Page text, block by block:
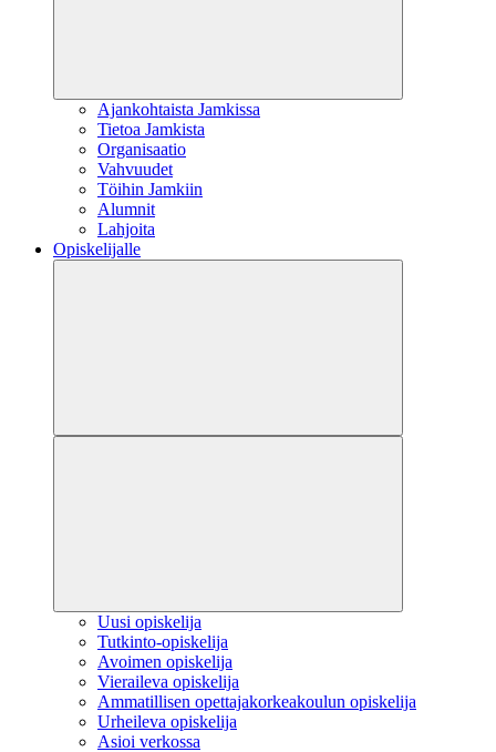
Ajankohtaista Jamkissa
Tietoa Jamkista
Organisaatio
Vahvuudet
Töihin Jamkiin
Alumnit
Lahjoita
Opiskelijalle
Uusi opiskelija
Tutkinto-opiskelija
Avoimen opiskelija
Vieraileva opiskelija
Ammatillisen opettajakorkeakoulun opiskelija
Urheileva opiskelija
Asioi verkossa